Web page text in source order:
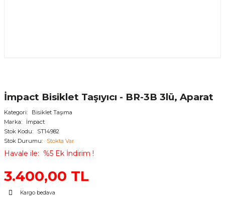
İmpact Bisiklet Taşıyıcı - BR-3B 3lü, Aparat
Kategori
Bisiklet Taşıma
Marka
İmpact
Stok Kodu
ST14982
Stok Durumu
Stokta Var
Havale ile %5 Ek İndirim !
3.400,00 TL
Kargo bedava